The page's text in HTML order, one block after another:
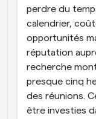
perdre du
calendrier,
opportunités
réputation
recherche
presque cinq
des réunions.
être investies